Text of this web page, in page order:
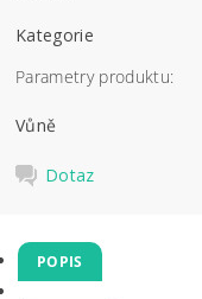
Kategorie
Parametry produktu:
Vůně
Dotaz
POPIS